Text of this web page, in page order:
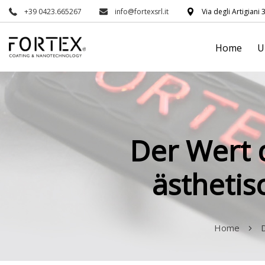
+39 0423.665267 info@fortexsrl.it Via degli Artigiani
Home
Der Wert
Home